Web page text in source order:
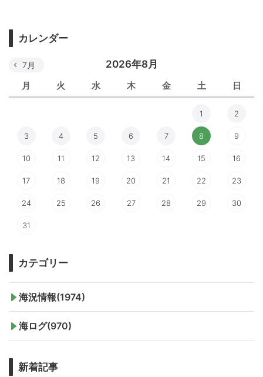
カレンダー
2026年8月
月 火 水 木 金 土 日
7月
1 2
3 4 5 6 7 8 9
10 11 12 13 14 15 16
17 18 19 20 21 22 23
24 25 26 27 28 29 30
31
カテゴリー
海況情報(1974)
海ログ(970)
新着記事